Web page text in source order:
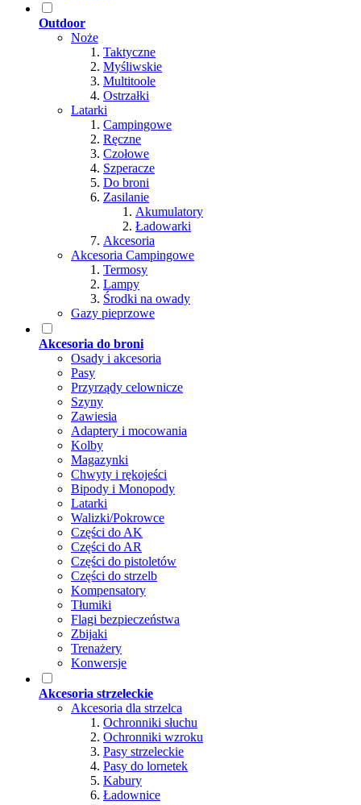
Outdoor
Noże
Taktyczne
Myśliwskie
Multitoole
Ostrzałki
Latarki
Campingowe
Ręczne
Czołowe
Szperacze
Do broni
Zasilanie
Akumulatory
Ładowarki
Akcesoria
Akcesoria Campingowe
Termosy
Lampy
Środki na owady
Gazy pieprzowe
Akcesoria do broni
Osady i akcesoria
Pasy
Przyrządy celownicze
Szyny
Zawiesia
Adaptery i mocowania
Kolby
Magazynki
Chwyty i rękojeści
Bipody i Monopody
Latarki
Walizki/Pokrowce
Części do AK
Części do AR
Części do pistoletów
Części do strzelb
Kompensatory
Tłumiki
Flagi bezpieczeństwa
Zbijaki
Trenażery
Konwersje
Akcesoria strzeleckie
Akcesoria dla strzelca
Ochronniki słuchu
Ochronniki wzroku
Pasy strzeleckie
Pasy do lornetek
Kabury
Ładownice